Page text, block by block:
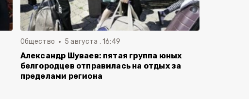
Общество 5 августа , 16:49
Александр Шуваев: пятая группа юных
белгородцев отправилась на отдых за
пределами региона